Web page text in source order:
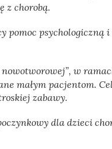
z chorobą.
pomoc psychologiczną
w
małym pacjentom.
zabawy.
dla dzieci